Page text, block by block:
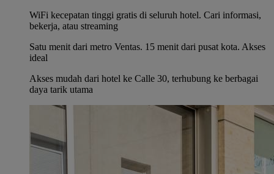
WiFi kecepatan tinggi gratis di seluruh hotel. Cari informasi,
bekerja, atau streaming
Satu menit dari metro Ventas. 15 menit dari pusat kota. Akses
ideal
Akses mudah dari hotel ke Calle 30, terhubung ke berbagai
daya tarik utama